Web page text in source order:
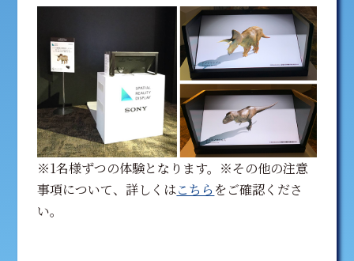
※1名様ずつの体験となります。※その他の注意
事項について、詳しくはこちら をご確認くださ
い。